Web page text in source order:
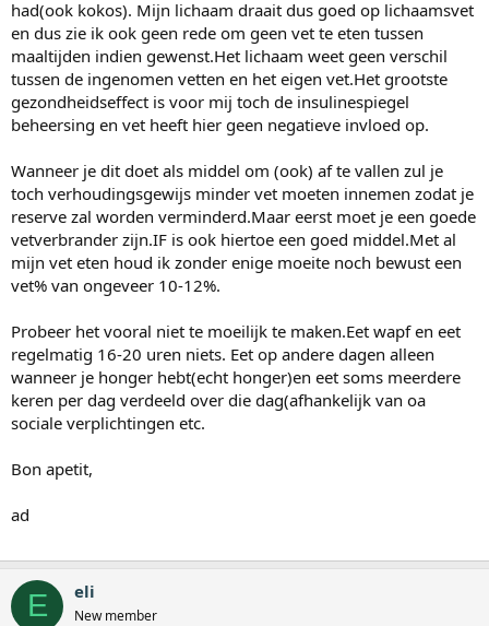
had(ook kokos). Mijn lichaam draait dus goed op lichaamsvet
en dus zie ik ook geen rede om geen vet te eten tussen
maaltijden indien gewenst.Het lichaam weet geen verschil
tussen de ingenomen vetten en het eigen vet.Het grootste
gezondheidseffect is voor mij toch de insulinespiegel
beheersing en vet heeft hier geen negatieve invloed op.
Wanneer je dit doet als middel om (ook) af te vallen zul je
toch verhoudingsgewijs minder vet moeten innemen zodat je
reserve zal worden verminderd.Maar eerst moet je een goede
vetverbrander zijn.IF is ook hiertoe een goed middel.Met al
mijn vet eten houd ik zonder enige moeite noch bewust een
vet% van ongeveer 10-12%.
Probeer het vooral niet te moeilijk te maken.Eet wapf en eet
regelmatig 16-20 uren niets. Eet op andere dagen alleen
wanneer je honger hebt(echt honger)en eet soms meerdere
keren per dag verdeeld over die dag(afhankelijk van oa
sociale verplichtingen etc.
Bon apetit,
ad
E eli
New member